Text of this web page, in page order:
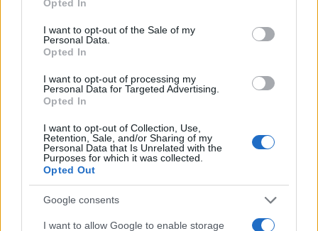
use your data for below specified purposes in below Google
consent section.
Opted In
I want to opt-out of the Sale of my
Personal Data.
Opted In
I want to opt-out of processing my
Personal Data for Targeted Advertising.
Opted In
I want to opt-out of Collection, Use,
Retention, Sale, and/or Sharing of my
Personal Data that Is Unrelated with the
Purposes for which it was collected.
Opted Out
Google consents
I want to allow Google to enable storage
Εκτός ελέγχου ο Έμπολα με
εκατοντάδες κρούσματα εν μέσω
ένοπλων συγκρούσεων
επείγουσες ανακοινώσεις προς τον
πληθυσμό, υπογραμμίζοντας την κρίσιμη
ασφαλείας.